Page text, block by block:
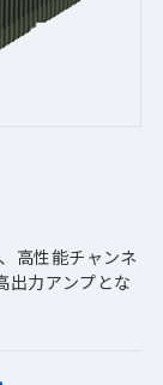
性能チャンネ
出力アンプとな